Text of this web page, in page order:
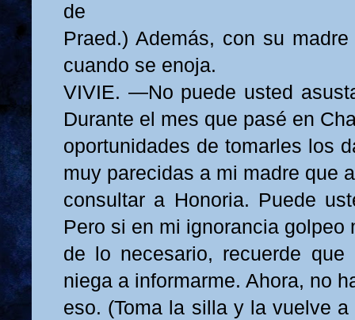
de
Praed.) Además, con su
cuando se enoja.
VIVIE. —No puede usted
Durante el mes que pasé en
oportunidades de tomarles los
muy parecidas a mi madre que
consultar a Honoria. Puede
Pero si en mi ignorancia golpeo
de lo necesario, recuerde
niega a informarme. Ahora, no
eso. (Toma la silla y la vuelve